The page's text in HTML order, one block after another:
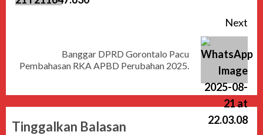
Next
Banggar DPRD Gorontalo Pacu
Pembahasan RKA APBD Perubahan 2025.
Tinggalkan Balasan